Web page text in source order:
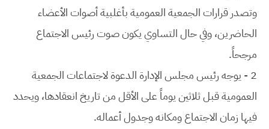
وتصدر قرارات الجمعية العمومية بأغلبية أصوات الأعضاء
الحاضرين، وفي حال التساوي يكون صوت رئيس الاجتماع
مرجحاً.
2 - يوجه رئيس مجلس الإدارة الدعوة لاجتماعات الجمعية
العمومية قبل ثلاثين يوماً على الأقل من تاريخ انعقادها، ويحدد
فيها زمان الاجتماع ومكانه وجدول أعماله.